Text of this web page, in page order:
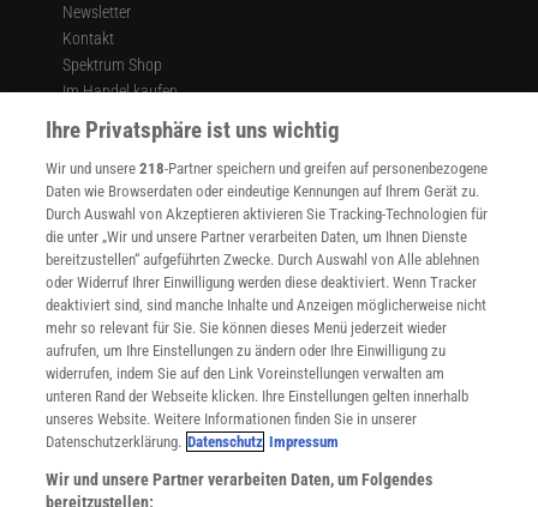
Newsletter
Kontakt
Spektrum Shop
Im Handel kaufen
Presse
Verträge kündigen
Widerruf
INFO
Mediadaten
Datenschutz
Nutzungsbedingungen
Cookie-Einstellungen
Utiq verwalten
Nutzungsbasierte Onlinewerbung
Alle Artikel
Impressum
Angebote für Schulen
Ihre Privatsphäre ist uns wichtig
Wir und unsere218-Partner speichern und greifen auf personenbezogene
Daten wie Browserdaten oder eindeutige Kennungen auf Ihrem Gerät zu.
Durch Auswahl von Akzeptieren aktivieren Sie Tracking-Technologien für
die unter „Wir und unsere Partner verarbeiten Daten, um Ihnen Dienste
bereitzustellen“ aufgeführten Zwecke. Durch Auswahl von Alle ablehnen
oder Widerruf Ihrer Einwilligung werden diese deaktiviert. Wenn Tracker
deaktiviert sind, sind manche Inhalte und Anzeigen möglicherweise nicht
mehr so relevant für Sie. Sie können dieses Menü jederzeit wieder
aufrufen, um Ihre Einstellungen zu ändern oder Ihre Einwilligung zu
widerrufen, indem Sie auf den Link Voreinstellungen verwalten am
unteren Rand der Webseite klicken. Ihre Einstellungen gelten innerhalb
unseres Website. Weitere Informationen finden Sie in unserer
Datenschutzerklärung. Datenschutz Impressum
Wir und unsere Partner verarbeiten Daten, um Folgendes
bereitzustellen: